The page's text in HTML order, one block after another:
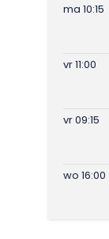
ma 10:15
vr 11:00
vr 09:15
wo 16:00